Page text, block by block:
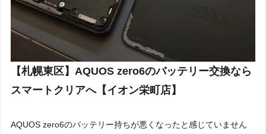
【札幌東区】AQUOS zero6のバッテリー交換なら
スマートクリアへ【イオン栄町店】
AQUOS zero6のバッテリー持ちが悪くなったと感じていません